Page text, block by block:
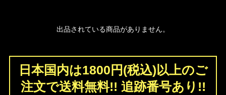
出品されている商品がありません。
日本国内は1800円(税込)以上のご
注文で送料無料!! 追跡番号あり!!